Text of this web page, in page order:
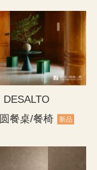
DESALTO
圆餐桌/餐椅
新品